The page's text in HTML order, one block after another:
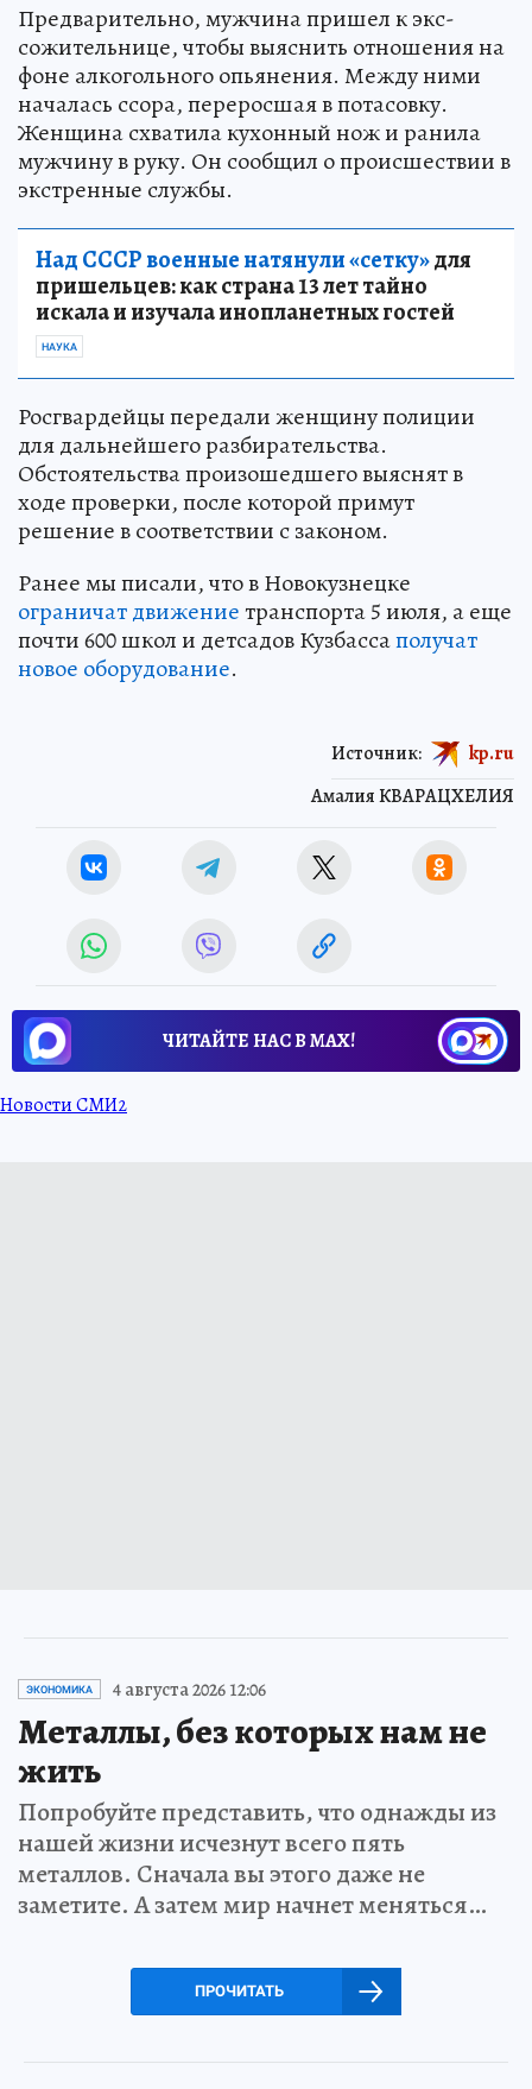
Предварительно, мужчина пришел к экс-
сожительнице, чтобы выяснить отношения на
фоне алкогольного опьянения. Между ними
началась ссора, переросшая в потасовку.
Женщина схватила кухонный нож и ранила
мужчину в руку. Он сообщил о происшествии в
экстренные службы.
Над СССР военные натянули «сетку»для
пришельцев: как страна 13 лет тайно
искала и изучала инопланетных гостей
НАУКА
Росгвардейцы передали женщину полиции
для дальнейшего разбирательства.
Обстоятельства произошедшего выяснят в
ходе проверки, после которой примут
решение в соответствии с законом.
Ранее мы писали, что в Новокузнецке
ограничат движениетранспорта 5 июля, а еще
почти 600 школ и детсадов Кузбассаполучат
новое оборудование.
Амалия КВАРАЦХЕЛИЯ
Источник: kp.ru
ЧИТАЙТЕ НАС В МАХ!
Новости СМИ2
ЭКОНОМИКА 4 августа 2026 12:06
Металлы, без которых нам не
жить
Попробуйте представить, что однажды из
нашей жизни исчезнут всего пять
металлов. Сначала вы этого даже не
заметите. А затем мир начнет меняться…
ПРОЧИТАТЬ